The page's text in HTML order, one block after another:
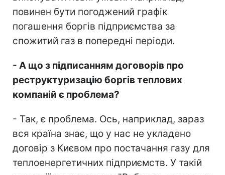
повинен бути погоджений графік
погашення боргів підприємства за
спожитий газ в попередні періоди.
- А що з підписанням договорів про
реструктуризацію боргів теплових
компаній є проблема?
- Так, є проблема. Ось, наприклад, зараз
вся країна знає, що у нас не укладено
договір з Києвом про постачання газу для
теплоенергетичних підприємств. У такій